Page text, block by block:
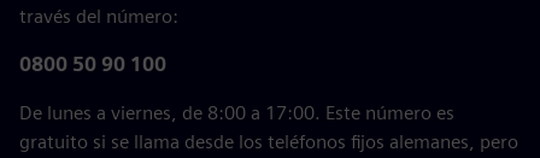
través del número:
0800 50 90 100
De lunes a viernes, de 8:00 a 17:00. Este número es
gratuito si se llama desde los teléfonos fijos alemanes, pero